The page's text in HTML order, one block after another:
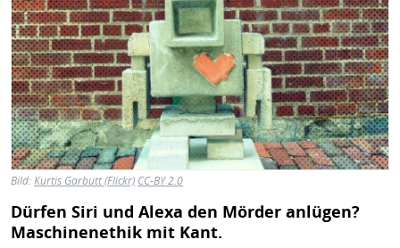
Bild:Kurtis Garbutt (Flickr) CC-BY 2.0
Dürfen Siri und Alexa den Mörder anlügen?
Maschinenethik mit Kant.